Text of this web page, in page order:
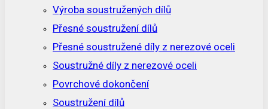
Výroba soustružených dílů
Přesné soustružení dílů
Přesné soustružené díly z nerezové oceli
Soustružné díly z nerezové oceli
Povrchové dokončení
Soustružení dílů